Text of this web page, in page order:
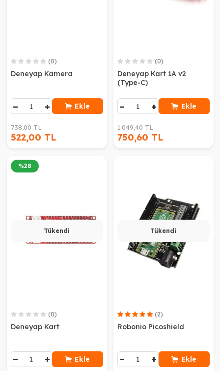
(0)
Deneyap Kamera
− + Ekle
738,00 TL
522,00 TL
(0)
Deneyap Kart 1A v2
(Type-C)
− + Ekle
1.049,40 TL
750,60 TL
Tükendi
%28
(0)
Deneyap Kart
− + Ekle
Tükendi
(2)
Robonio Picoshield
− + Ekle